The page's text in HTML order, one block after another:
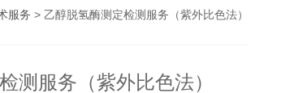
服务 > 乙醇脱氢酶测定检测服务（紫外比色法）
测服务（紫外比色法）